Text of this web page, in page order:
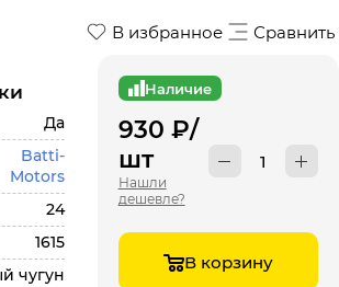
В избранное Сравнить
Да
Batti-
Motors
24
1615
чугун
Наличие
930 ₽/
шт
Нашли
дешевле?
В корзину